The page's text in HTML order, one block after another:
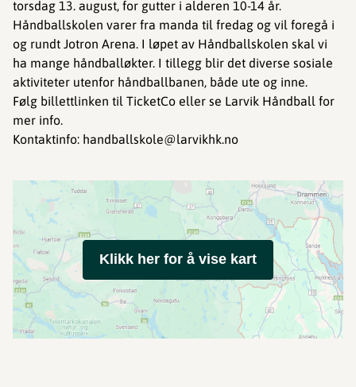
torsdag 13. august, for gutter i alderen 10-14 år.
Håndballskolen varer fra manda til fredag og vil foregå i
og rundt Jotron Arena. I løpet av Håndballskolen skal vi
ha mange håndballøkter. I tillegg blir det diverse sosiale
aktiviteter utenfor håndballbanen, både ute og inne.
Følg billettlinken til TicketCo eller se Larvik Håndball for
mer info.
Kontaktinfo: handballskole@larvikhk.no
Klikk her for å vise kart